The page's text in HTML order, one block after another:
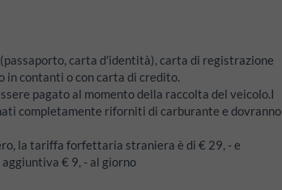
carta d'identità), carta di registrazione
in contanti o con carta di credito.
pagato al momento della raccolta del veicolo.I
completamente riforniti di carburante e dovranno
la tariffa forfettaria straniera è di € 29, - e
€ 9, - al giorno